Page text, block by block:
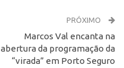
PRÓXIMO
Marcos Val encanta na
abertura da programação da
“virada” em Porto Seguro